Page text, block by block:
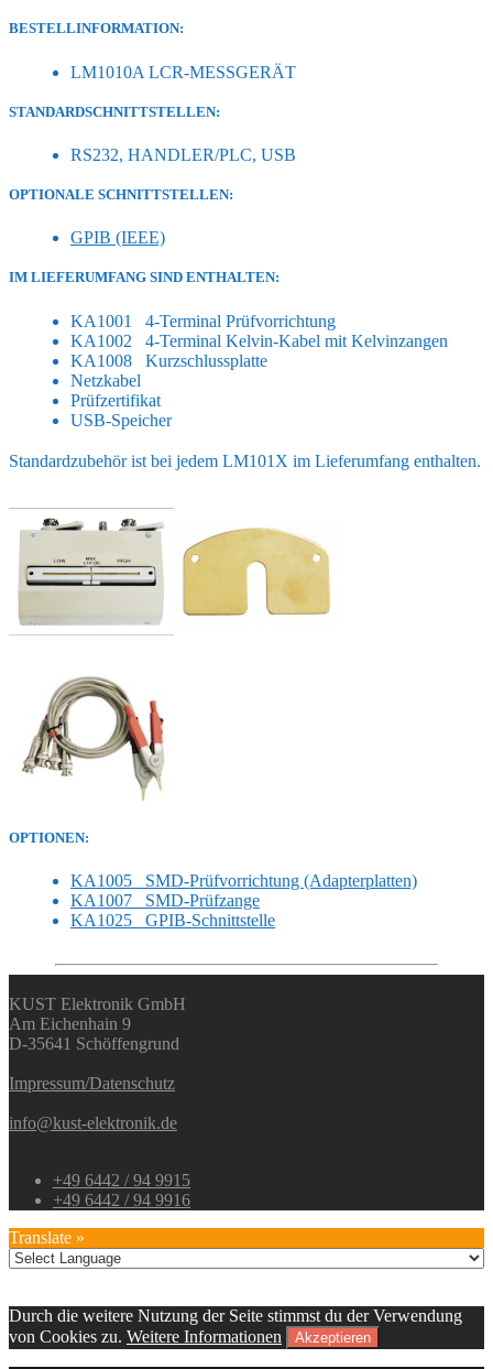
BESTELLINFORMATION:
LM1010A LCR-MESSGERÄT
STANDARDSCHNITTSTELLEN:
RS232, HANDLER/PLC, USB
OPTIONALE SCHNITTSTELLEN:
GPIB (IEEE)
IM LIEFERUMFANG SIND ENTHALTEN:
KA1001 4-Terminal Prüfvorrichtung
KA1002 4-Terminal Kelvin-Kabel mit Kelvinzangen
KA1008 Kurzschlussplatte
Netzkabel
Prüfzertifikat
USB-Speicher
Standardzubehör ist bei jedem LM101X im Lieferumfang enthalten.
OPTIONEN:
KA1005 SMD-Prüfvorrichtung (Adapterplatten)
KA1007 SMD-Prüfzange
KA1025 GPIB-Schnittstelle
KUST Elektronik GmbH
Am Eichenhain 9
D-35641 Schöffengrund
Impressum/Datenschutz
info@kust-elektronik.de
+49 6442 / 94 9915
+49 6442 / 94 9916
Translate »
Durch die weitere Nutzung der Seite stimmst du der Verwendung
von Cookies zu. Weitere Informationen Akzeptieren